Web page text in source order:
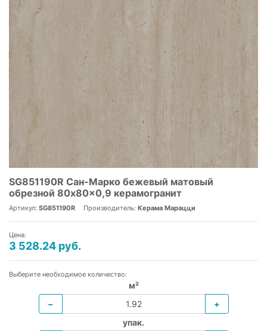
SG851190R Сан-Марко бежевый матовый
обрезной 80x80x0,9 керамогранит
Артикул: SG851190R Производитель: Керама Марацци
Цена:
3 528.24 руб.
Выберите необходимое количество:
м²
−
+
упак.